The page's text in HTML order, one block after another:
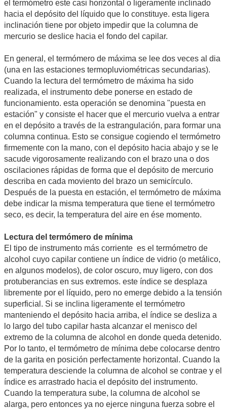
el termómetro este casi horizontal o ligeramente inclinado
hacia el depósito del líquido que lo constituye. esta ligera
inclinación tiene por objeto impedir que la columna de
mercurio se deslice hacia el fondo del capilar.
En general, el termómero de máxima se lee dos veces al dia
(una en las estaciones termopluviométricas secundarias).
Cuando la lectura del termómetro de máxima ha sido
realizada, el instrumento debe ponerse en estado de
funcionamiento. esta operación se denomina "puesta en
estación" y consiste el hacer que el mercurio vuelva a entrar
en el depósito a través de la estrangulación, para formar una
columna continua. Esto se consigue cogiendo el termómetro
firmemente con la mano, con el depósito hacia abajo y se le
sacude vigorosamente realizando con el brazo una o dos
oscilaciones rápidas de forma que el depósito de mercurio
describa en cada moviento del brazo un semicírculo.
Después de la puesta en estación, el termómetro de máxima
debe indicar la misma temperatura que tiene el termómetro
seco, es decir, la temperatura del aire en ése momento.
Lectura del termómero de mínima
El tipo de instrumento más corriente es el termómetro de
alcohol cuyo capilar contiene un índice de vidrio (o metálico,
en algunos modelos), de color oscuro, muy ligero, con dos
protuberancias en sus extremos. este índice se desplaza
libremente por el líquido, pero no emerge debido a la tensión
superficial. Si se inclina ligeramente el termómetro
manteniendo el depósito hacia arriba, el índice se desliza a
lo largo del tubo capilar hasta alcanzar el menisco del
extremo de la columna de alcohol en donde queda detenido.
Por lo tanto, el termómetro de mínima debe colocarse dentro
de la garita en posición perfectamente horizontal. Cuando la
temperatura desciende la columna de alcohol se contrae y el
índice es arrastrado hacia el depósito del instrumento.
Cuando la temperatura sube, la columna de alcohol se
alarga, pero entonces ya no ejerce ninguna fuerza sobre el